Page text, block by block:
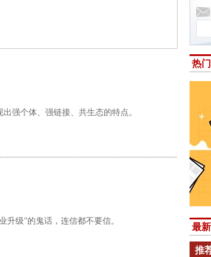
强个体、强链接、共生态的特点。
升级”的鬼话，连信都不要信。
热
最
推